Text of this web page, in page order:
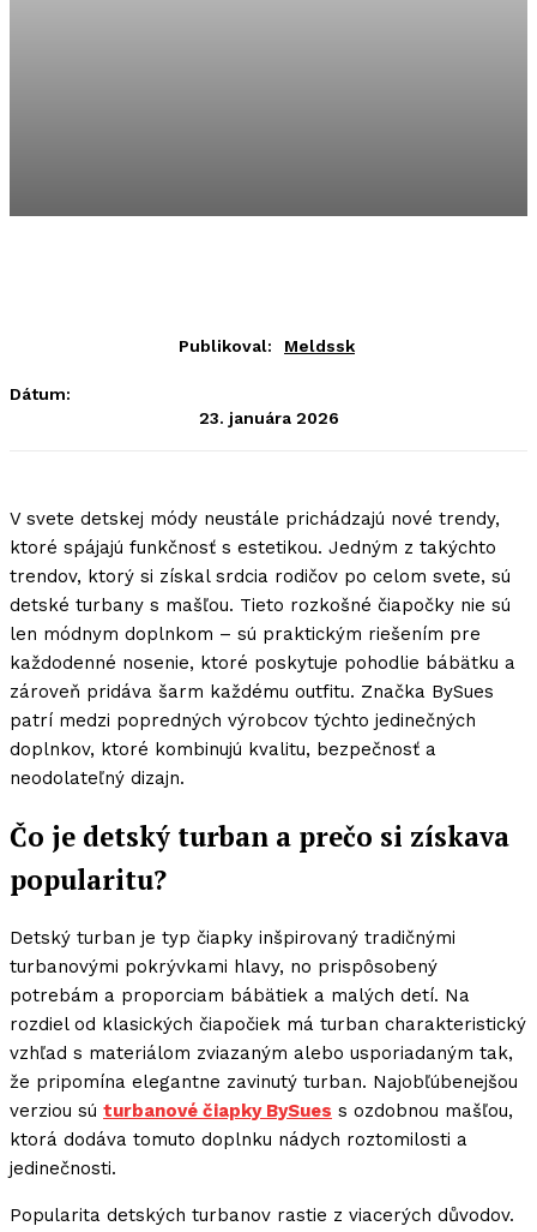
Publikoval: Meldssk
Dátum:
23. januára 2026
V svete detskej módy neustále prichádzajú nové trendy,
ktoré spájajú funkčnosť s estetikou. Jedným z takýchto
trendov, ktorý si získal srdcia rodičov po celom svete, sú
detské turbany s mašľou. Tieto rozkošné čiapočky nie sú
len módnym doplnkom – sú praktickým riešením pre
každodenné nosenie, ktoré poskytuje pohodlie bábätku a
zároveň pridáva šarm každému outfitu. Značka BySues
patrí medzi popredných výrobcov týchto jedinečných
doplnkov, ktoré kombinujú kvalitu, bezpečnosť a
neodolateľný dizajn.
Čo je detský turban a prečo si získava
popularitu?
Detský turban je typ čiapky inšpirovaný tradičnými
turbanovými pokrývkami hlavy, no prispôsobený
potrebám a proporciam bábätiek a malých detí. Na
rozdiel od klasických čiapočiek má turban charakteristický
vzhľad s materiálom zviazaným alebo usporiadaným tak,
že pripomína elegantne zavinutý turban. Najobľúbenejšou
verziou sú turbanové čiapky BySues s ozdobnou mašľou,
ktorá dodáva tomuto doplnku nádych roztomilosti a
jedinečnosti.
Popularita detských turbanov rastie z viacerých důvodov.